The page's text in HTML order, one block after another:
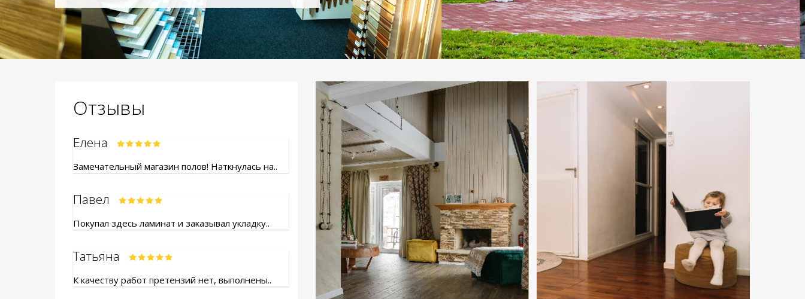
Отзывы
Елена
Замечательный магазин полов! Наткнулась на..
Павел
Покупал здесь ламинат и заказывал укладку..
Татьяна
К качеству работ претензий нет, выполнены..